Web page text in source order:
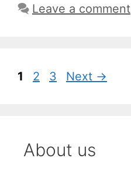
Leave a comment
Page
1 Page
2 Page
3 Next →
About us